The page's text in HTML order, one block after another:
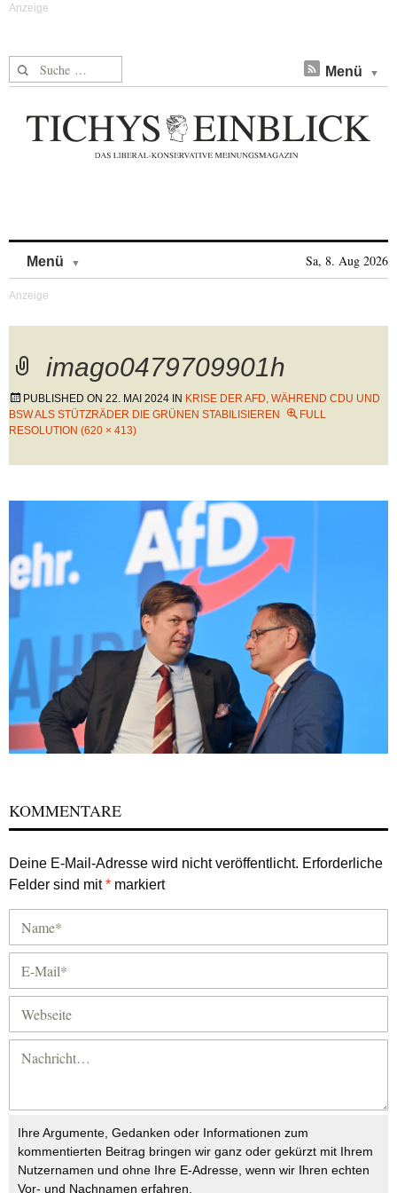
Suche nach: Menü
Menü Sa, 8. Aug 2026
imago0479709901h
PUBLISHED ON 22. MAI 2024 IN KRISE DER AFD, WÄHREND CDU UND
BSW ALS STÜTZRÄDER DIE GRÜNEN STABILISIEREN
FULL
RESOLUTION (620 × 413)
KOMMENTARE
Deine E-Mail-Adresse wird nicht veröffentlicht. Erforderliche
Felder sind mit* markiert
Ihre Argumente, Gedanken oder Informationen zum
kommentierten Beitrag bringen wir ganz oder gekürzt mit Ihrem
Nutzernamen und ohne Ihre E-Adresse, wenn wir Ihren echten
Vor- und Nachnamen erfahren.